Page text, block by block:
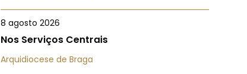
8 agosto 2026
Nos Serviços Centrais
Arquidiocese de Braga